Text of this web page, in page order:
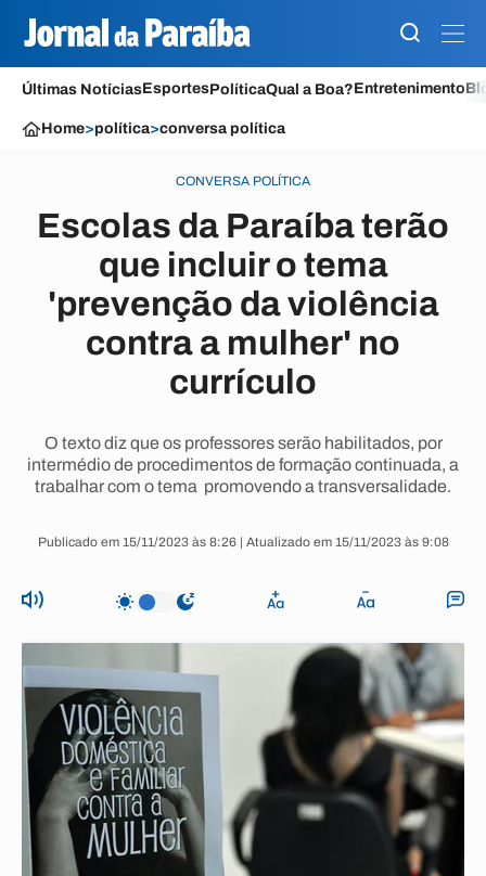
Últimas NotíciasEsportesPolíticaQual a Boa?Entretenimento
Home>política>conversa política
CONVERSA POLÍTICA
Escolas da Paraíba terão
que incluir o tema
'prevenção da violência
contra a mulher' no
currículo
O texto diz que os professores serão habilitados, por
intermédio de procedimentos de formação continuada, a
trabalhar com o tema promovendo a transversalidade.
Publicado em 15/11/2023 às 8:26 | Atualizado em 15/11/2023 às 9:08